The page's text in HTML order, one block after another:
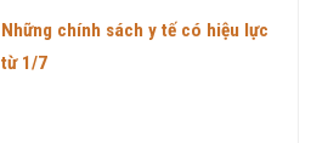
Những chính sách y tế có hiệu lực
từ 1/7